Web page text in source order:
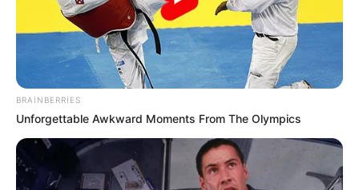
CƏMİYYƏT
Bakı-Qazax yolunda qəza -Yaralılar var -
VİDEO
BRAINBERRIES
Unforgettable Awkward Moments From The Olympics